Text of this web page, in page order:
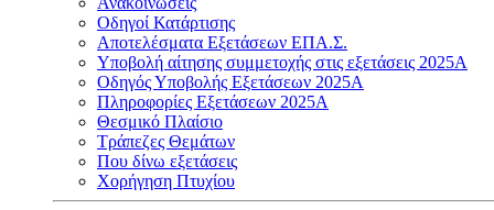
Oδηγοί Κατάρτισης
Αποτελέσματα Εξετάσεων ΕΠΑ.Σ.
Υποβολή αίτησης συμμετοχής στις εξετάσεις 2025Α
Οδηγός Υποβολής Εξετάσεων 2025A
Πληροφορίες Εξετάσεων 2025Α
Θεσμικό Πλαίσιο
Τράπεζες Θεμάτων
Που δίνω εξετάσεις
Χορήγηση Πτυχίου